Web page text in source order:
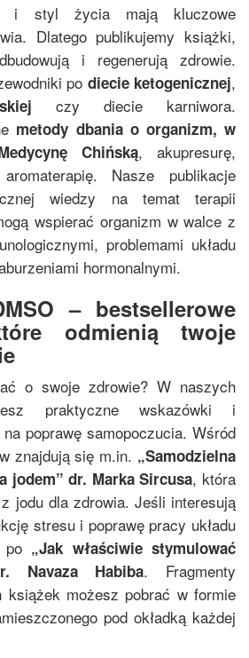
i styl życia mają kluczowe
Dlatego publikujemy książki,
i regenerują zdrowie.
po diecie ketogenicznej,
czy diecie karniwora.
metody dbania o organizm, w
Chińską, akupresurę,
Nasze publikacje
wiedzy na temat terapii
wspierać organizm w walce z
problemami układu
hormonalnymi.
– bestsellerowe
odmienią twoje
o swoje zdrowie? W naszych
praktyczne wskazówki i
poprawę samopoczucia. Wśród
znajdują się m.in. „Samodzielna
jodem”dr. Marka Sircusa, która
jodu dla zdrowia. Jeśli interesują
stresu i poprawę pracy układu
po „Jak właściwie stymulować
Navaza Habiba. Fragmenty
książek możesz pobrać w formie
pod okładką każdej